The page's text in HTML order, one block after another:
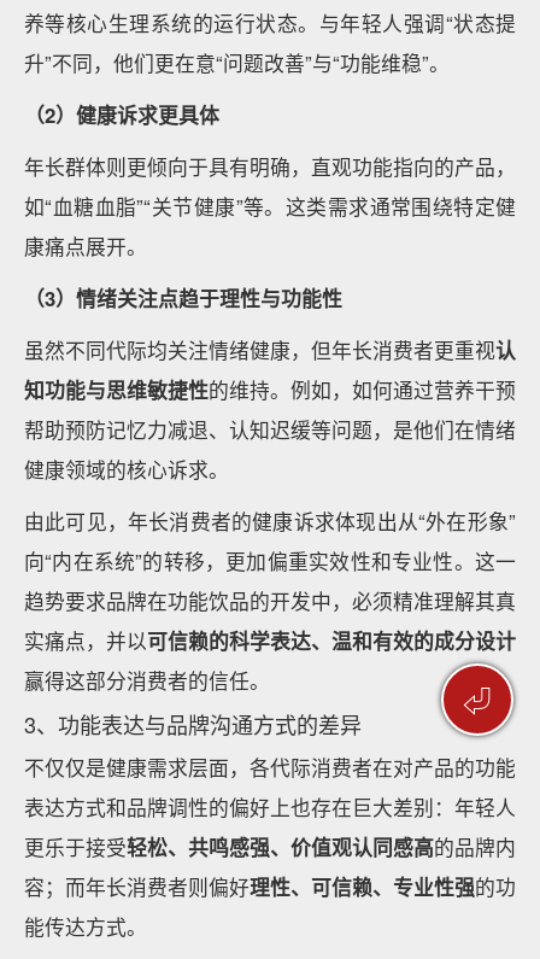
⏎
养等核心生理系统的运行状态。与年轻人强调“状态提
升”不同，他们更在意“问题改善”与“功能维稳”。
（2）健康诉求更具体
年长群体则更倾向于具有明确，直观功能指向的产品，
如“血糖血脂”“关节健康”等。这类需求通常围绕特定健
康痛点展开。
（3）情绪关注点趋于理性与功能性
虽然不同代际均关注情绪健康，但年长消费者更重视认
知功能与思维敏捷性的维持。例如，如何通过营养干预
帮助预防记忆力减退、认知迟缓等问题，是他们在情绪
健康领域的核心诉求。
由此可见，年长消费者的健康诉求体现出从“外在形象”
向“内在系统”的转移，更加偏重实效性和专业性。这一
趋势要求品牌在功能饮品的开发中，必须精准理解其真
实痛点，并以可信赖的科学表达、温和有效的成分设计
赢得这部分消费者的信任。
3、功能表达与品牌沟通方式的差异
不仅仅是健康需求层面，各代际消费者在对产品的功能
表达方式和品牌调性的偏好上也存在巨大差别：年轻人
更乐于接受轻松、共鸣感强、价值观认同感高的品牌内
容；而年长消费者则偏好理性、可信赖、专业性强的功
能传达方式。